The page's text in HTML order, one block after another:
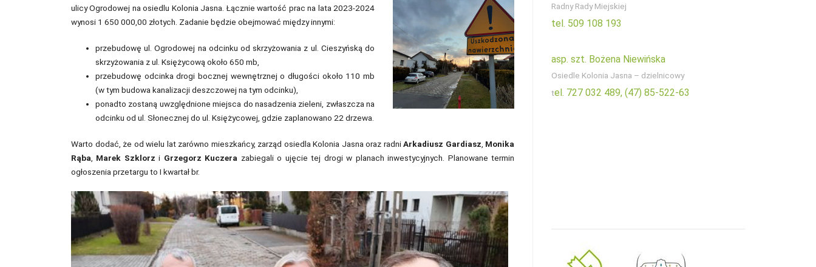
ulicy Ogrodowej na osiedlu Kolonia Jasna. Łącznie wartość prac na lata 2023-2024
wynosi 1 650 000,00 złotych. Zadanie będzie obejmować między innymi:
przebudowę ul. Ogrodowej na odcinku od skrzyżowania z ul. Cieszyńską do
skrzyżowania z ul. Księżycową około 650 mb,
przebudowę odcinka drogi bocznej wewnętrznej o długości około 110 mb
(w tym budowa kanalizacji deszczowej na tym odcinku),
ponadto zostaną uwzględnione miejsca do nasadzenia zieleni, zwłaszcza na
odcinku od ul. Słonecznej do ul. Księżycowej, gdzie zaplanowano 22 drzewa.
Warto dodać, że od wielu lat zarówno mieszkańcy, zarząd osiedla Kolonia Jasna oraz radniArkadiusz Gardiasz Monika
Rąba
Marek Szklorz i Grzegorz Kuczera zabiegali o ujęcie tej drogi w planach inwestycyjnych. Planowane termin
ogłoszenia przetargu to I kwartał br.
Radny Rady Miejskiej
tel. 509 108 193
asp. szt. Bożena Niewińska
Osiedle Kolonia Jasna – dzielnicowy
tel. 727 032 489, (47) 85-522-63